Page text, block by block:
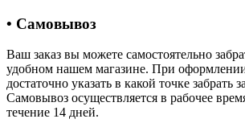
• Самовывоз
Ваш заказ вы можете самостоятельно
удобном нашем магазине. При оформлении
достаточно указать в какой точке забрать
Самовывоз осуществляется в рабочее
течение 14 дней.